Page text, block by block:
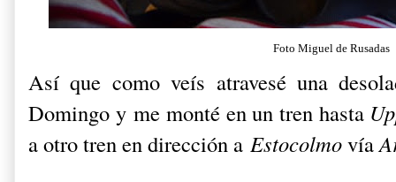
Foto Miguel de Rusadas
Así que como veís atravesé una
Domingo yme monté en un tren hasta
a otro tren en dirección a Estocolmovía